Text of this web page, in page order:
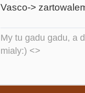
Vasco->
My tu gadu gadu, a
mialy:) <>